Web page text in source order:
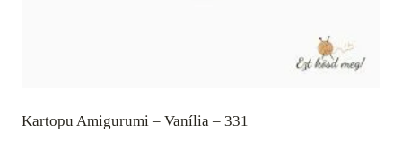
Kartopu Amigurumi – Vanília – 331